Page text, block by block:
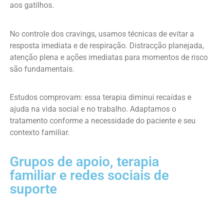
aos gatilhos.
No controle dos cravings, usamos técnicas de evitar a
resposta imediata e de respiração. Distracção planejada,
atenção plena e ações imediatas para momentos de risco
são fundamentais.
Estudos comprovam: essa terapia diminui recaídas e
ajuda na vida social e no trabalho. Adaptamos o
tratamento conforme a necessidade do paciente e seu
contexto familiar.
Grupos de apoio, terapia
familiar e redes sociais de
suporte